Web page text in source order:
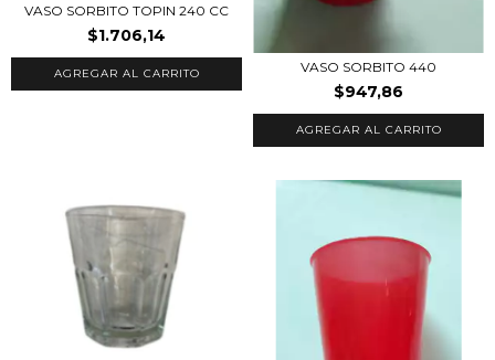
VASO SORBITO TOPIN 240 CC
$1.706,14
VASO SORBITO 440
$947,86